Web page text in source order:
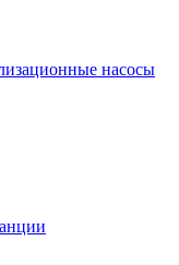
насосы